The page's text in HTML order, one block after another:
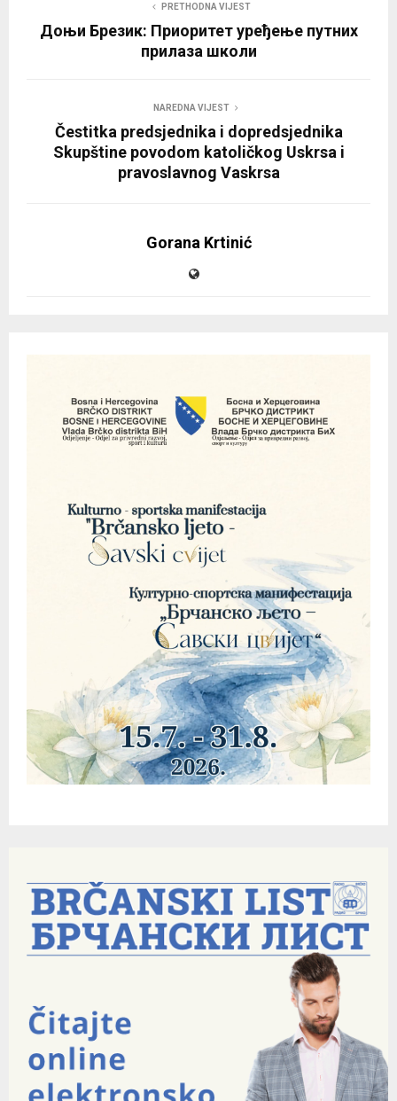
PRETHODNA VIJEST
Доњи Брезик: Приоритет уређење путних
прилаза школи
NAREDNA VIJEST
Čestitka predsjednika i dopredsjednika
Skupštine povodom katoličkog Uskrsa i
pravoslavnog Vaskrsa
Gorana Krtinić